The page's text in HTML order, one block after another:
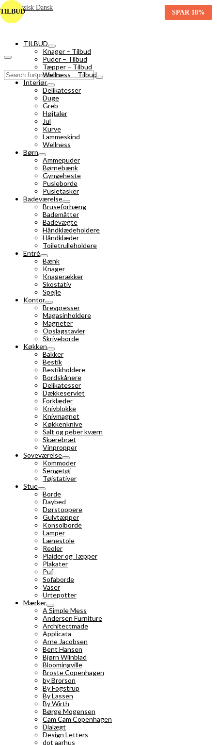
Search
for:
TILBUD
Knager – Tilbud
Puder – Tilbud
Tæpper – Tilbud
Wellness – Tilbud
Interiør
Delikatesser
Duge
Greb
Højtaler
Jul
Kurve
Lammeskind
Wellness
Børn
Ammepuder
Børnebænk
Gyngeheste
Pusleborde
Pusletasker
Badeværelse
Bruseforhæng
Bademåtter
Badevægte
Håndklædeholdere
Håndklæder
Toiletrulleholdere
Entré
Bænk
Knager
Knagerækker
Skostativ
Spejle
Kontor
Brevpresser
Magasinholdere
Magneter
Opslagstavler
Skriveborde
Køkken
Bakker
Bestik
Bestikholdere
Bordskånere
Delikatesser
Dækkeserviet
Forklæder
Knivblokke
Knivmagnet
Køkkenknive
Salt og peber kværn
Skærebræt
Vinpropper
Soveværelse
Kommoder
Sengetøj
Tøjstativer
Stue
Borde
Daybed
Dørstoppere
Gulvtæpper
Konsolborde
Lamper
Lænestole
Reoler
Plaider og Tæpper
Plakater
Puf
Sofaborde
Vaser
Urtepotter
Mærker
A Simple Mess
Andersen Furniture
Architectmade
Applicata
Arne Jacobsen
Bent Hansen
Bjørn Wiinblad
Bloomingville
Broste Copenhagen
by Brorson
By Fogstrup
By Lassen
By Wirth
Børge Mogensen
Cam Cam Copenhagen
Dialægt
Design Letters
dot aarhus
TILBUD SPAR 18%